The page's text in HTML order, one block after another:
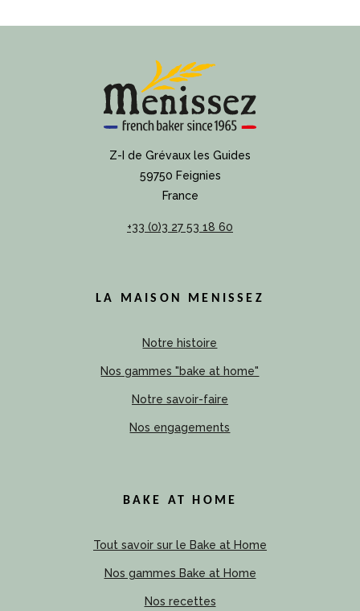
Z-I de Grévaux les Guides
59750 Feignies
France
+33 (0)3 27 53 18 60
LA MAISON MENISSEZ
Notre histoire
Nos gammes "bake at home"
Notre savoir-faire
Nos engagements
BAKE AT HOME
Tout savoir sur le Bake at Home
Nos gammes Bake at Home
Nos recettes